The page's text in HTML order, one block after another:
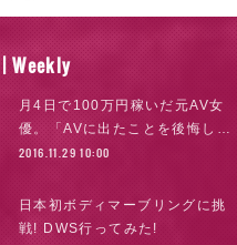
| Weekly
月4日で100万円稼いだ元AV女
優。「AVに出たことを後悔し…
2016.11.29 10:00
日本初ボディマーブリングに挑
戦! DWS行ってみた!